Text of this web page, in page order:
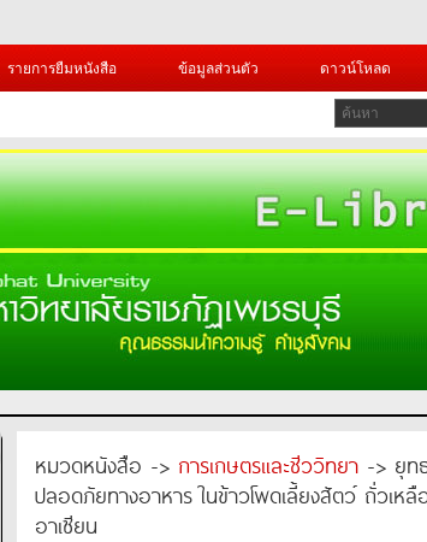
รายการยืมหนังสือ ข้อมูลส่วนตัว ดาวน์โหลด
หมวดหนังสือ -> การเกษตรและชีววิทยา -> ยุท
ปลอดภัยทางอาหาร ในข้าวโพดเลี้ยงสัตว์ ถั่วเห
อาเซียน